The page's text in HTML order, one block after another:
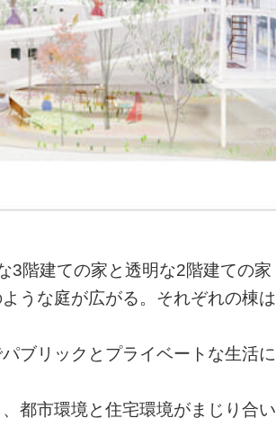
3階建ての家と透明な2階建ての家
うな庭が広がる。それぞれの棟は
ブリックとプライベートな生活に
都市環境と住宅環境がまじり合い